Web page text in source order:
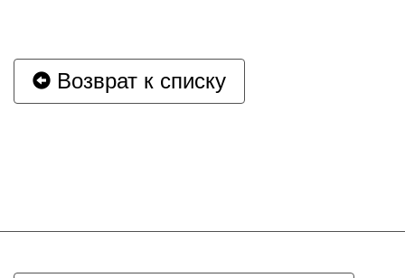
Возврат к списку